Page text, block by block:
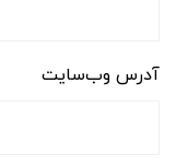
آدرس وب‌سایت